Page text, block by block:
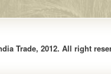
Trade, 2012. All right